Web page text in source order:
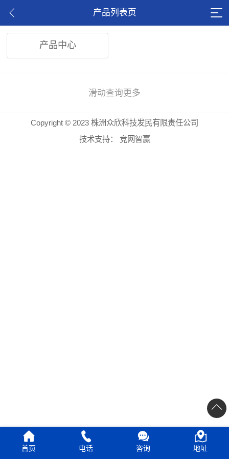
产品列表页
产品中心
滑动查询更多
首页 电话 咨询 地址
Copyright © 2023 株洲众欣科技发民有限责任公司
技术支持：
竞网智赢